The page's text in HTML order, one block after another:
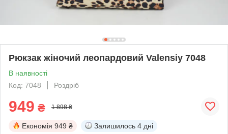
Рюкзак жіночий леопардовий Valensiy 7048
В наявності
Код: 7048
Роздріб
949 ₴ 1 898 ₴
Економія 949 ₴ Залишилось 4 дні